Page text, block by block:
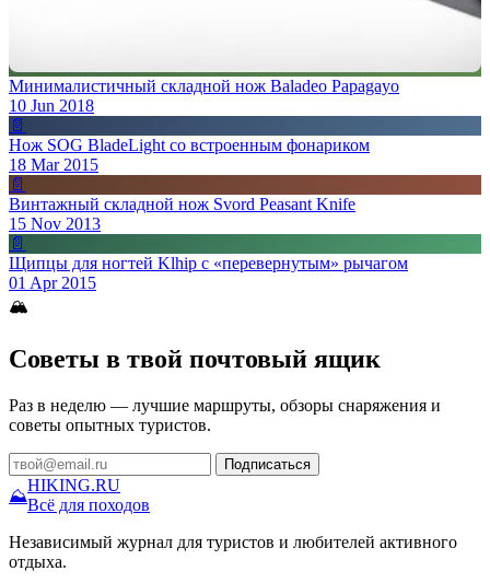
Минималистичный складной нож Baladeo Papagayo
10 Jun 2018
📄
Нож SOG BladeLight со встроенным фонариком
18 Mar 2015
📄
Винтажный складной нож Svord Peasant Knife
15 Nov 2013
📄
Щипцы для ногтей Klhip с «перевернутым» рычагом
01 Apr 2015
🏔
Советы в твой почтовый ящик
Раз в неделю — лучшие маршруты, обзоры снаряжения и
советы опытных туристов.
Подписаться
⛰
HIKING.RU
Всё для походов
Независимый журнал для туристов и любителей активного
отдыха.